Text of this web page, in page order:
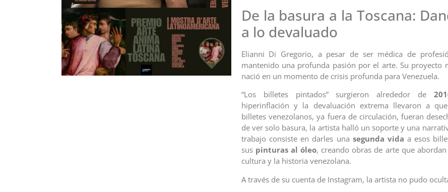
De la basura a la Toscana:
a lo devaluado
Elianni Di Gregorio, a pesar de ser médica de
mantenido una profunda pasión por el arte. Su proyecto
nació en un momento de crisis profunda para Venezuela.
“Los billetes pintados” surgieron alrededor de
hiperinflación y la devaluación extrema llevaron a
billetes venezolanos, ya fuera de circulación, fueran
de ver solo basura, la artista halló un soporte y una
trabajo consiste en darles una segunda vida a esos
sus pinturas al óleo, creando obras de arte que
cultura y la historia venezolana.
A través de su cuenta de Instagram, la artista no pudo